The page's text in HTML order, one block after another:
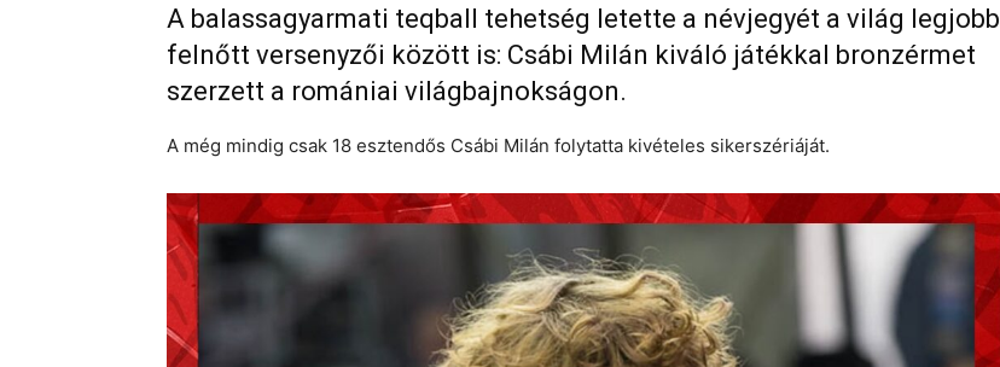
A balassagyarmati teqball tehetség letette a névjegyét a világ legjobb
felnőtt versenyzői között is: Csábi Milán kiváló játékkal bronzérmet
szerzett a romániai világbajnokságon.
A még mindig csak 18 esztendős Csábi Milán folytatta kivételes sikerszériáját.